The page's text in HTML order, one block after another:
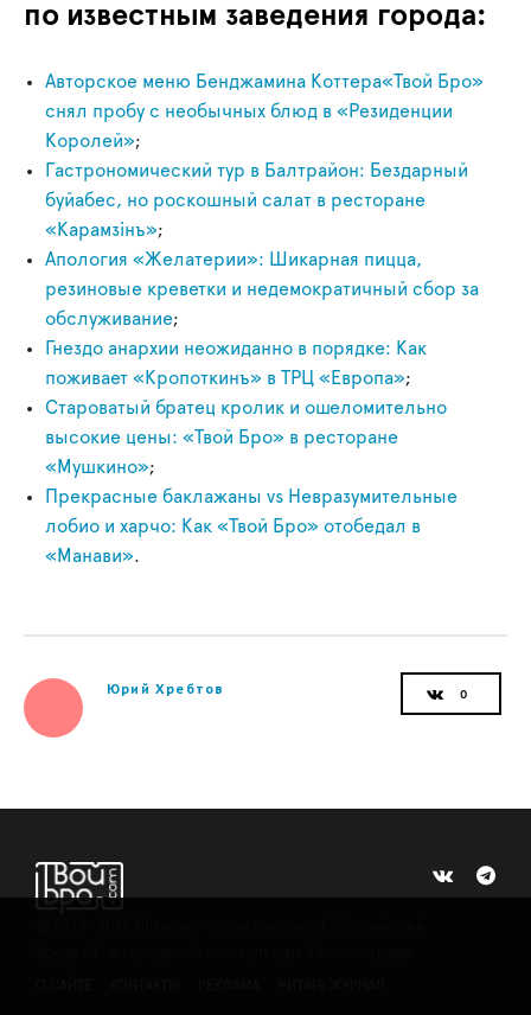
по известным заведения города:
Авторское меню Бенджамина Коттера«Твой Бро»
снял пробу с необычных блюд в «Резиденции
Королей»;
Гастрономический тур в Балтрайон: Бездарный
буйабес, но роскошный салат в ресторане
«Карамзiнъ»;
Апология «Желатерии»: Шикарная пицца,
резиновые креветки и недемократичный сбор за
обслуживание;
Гнездо анархии неожиданно в порядке: Как
поживает «Кропоткинъ» в ТРЦ «Европа»;
Староватый братец кролик и ошеломительно
высокие цены: «Твой Бро» в ресторане
«Мушкино»;
Прекрасные баклажаны vs Невразумительные
лобио и харчо: Как «Твой Бро» отобедал в
«Манави».
Юрий Хребтов